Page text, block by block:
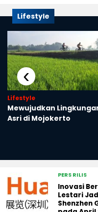
Lifestyle
Lifestyle
Mewujudkan
Asri di Mojokerto
‹
PERS RILIS
Inovasi
Lestari
Shenzhen